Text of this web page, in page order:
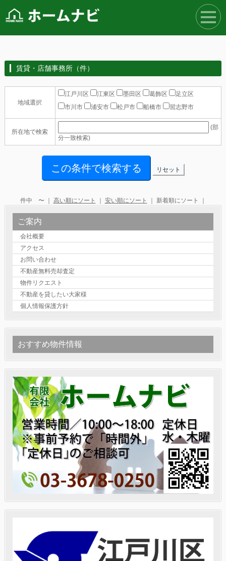
賃貸・店舗事務所（件）
地域選択
江戸川区 江東区 墨田区 葛飾区
足立区
市川市
浦安市 松戸市 船橋市 習志野市
所在地で検索
(部
分一致検索)
件中 〜 ｜ 高い順にソート 安い順にソート ｜ 新着順にソート ｜
ご案内
会社概要
アクセス
お問い合わせ
不動産無料売却査定
物件リクエスト
不動産を貸したい大家様
個人情報保護方針
おすすめ物件情報